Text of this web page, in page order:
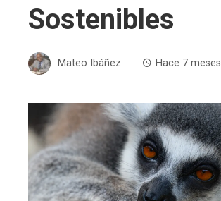
Sostenibles
Mateo Ibáñez Hace 7 meses